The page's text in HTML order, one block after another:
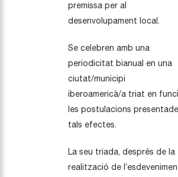
premissa per al
desenvolupament local.
Se celebren amb una
periodicitat bianual en una
ciutat/municipi
iberoamericà/a triat en
les postulacions
tals efectes.
La seu triada, després de la
realització de